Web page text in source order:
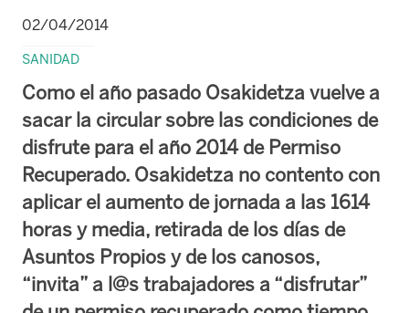
02/04/2014
SANIDAD
Como el año pasado Osakidetza vuelve a
sacar la circular sobre las condiciones de
disfrute para el año 2014 de Permiso
Recuperado. Osakidetza no contento con
aplicar el aumento de jornada a las 1614
horas y media, retirada de los días de
Asuntos Propios y de los canosos,
“invita” a l@s trabajadores a “disfrutar”